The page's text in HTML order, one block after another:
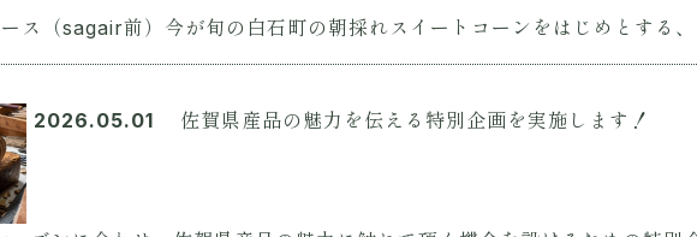
ス（sagair前）今が旬の白石町の朝採れスイートコーンをはじめとする
2026.05.01 佐賀県産品の魅力を伝える特別企画を実施します！